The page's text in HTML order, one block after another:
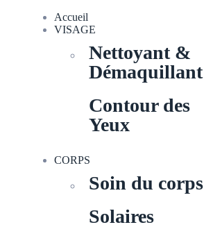
Accueil
VISAGE
Nettoyant &
Démaquillant
Contour des
Yeux
CORPS
Soin du corps
Solaires